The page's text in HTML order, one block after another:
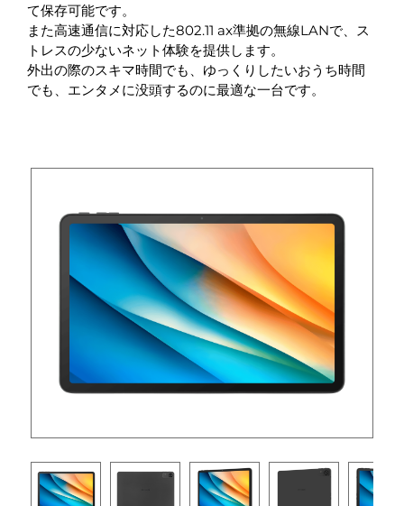
て保存可能です。
また高速通信に対応した802.11 ax準拠の無線LANで、ス
トレスの少ないネット体験を提供します。
外出の際のスキマ時間でも、ゆっくりしたいおうち時間
でも、エンタメに没頭するのに最適な一台です。